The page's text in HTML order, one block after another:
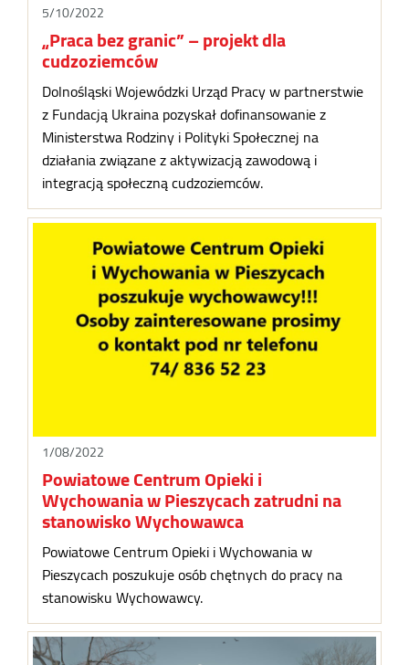
5/10/2022
„Praca bez granic” – projekt dla
cudzoziemców
Dolnośląski Wojewódzki Urząd Pracy w partnerstwie
z Fundacją Ukraina pozyskał dofinansowanie z
Ministerstwa Rodziny i Polityki Społecznej na
działania związane z aktywizacją zawodową i
integracją społeczną cudzoziemców.
1/08/2022
Powiatowe Centrum Opieki i
Wychowania w Pieszycach zatrudni na
stanowisko Wychowawca
Powiatowe Centrum Opieki i Wychowania w
Pieszycach poszukuje osób chętnych do pracy na
stanowisku Wychowawcy.